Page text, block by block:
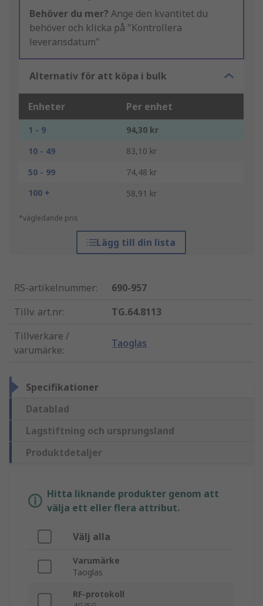
Behöver du mer? Ange den kvantitet du
behöver och klicka på "Kontrollera
leveransdatum"
Alternativ för att köpa i bulk
Enheter Per enhet
1 - 9
94,30 kr
10 - 49
83,10 kr
50 - 99
74,48 kr
100 +
58,91 kr
*vägledande pris
Lägg till din lista
RS-artikelnummer:
690-957
Tillv. art.nr:
TG.64.8113
Tillverkare /
varumärke:
Taoglas
Specifikationer
Datablad
Lagstiftning och ursprungsland
Produktdetaljer
Hitta liknande produkter genom att
välja ett eller flera attribut.
Välj alla
Varumärke
Taoglas
RF-protokoll